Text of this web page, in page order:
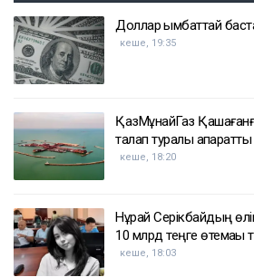
Доллар қымбаттай
кеше, 19:35
ҚазМұнайГаз
талап туралы
кеше, 18:20
Нұрай Серікбайдың
10 млрд теңге өтемақы
кеше, 18:03